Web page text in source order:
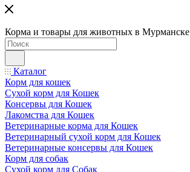
Корма и товары для животных в Мурманске
Каталог
Корм для кошек
Сухой корм для Кошек
Консервы для Кошек
Лакомства для Кошек
Ветеринарные корма для Кошек
Ветеринарный сухой корм для Кошек
Ветеринарные консервы для Кошек
Корм для собак
Сухой корм для Собак